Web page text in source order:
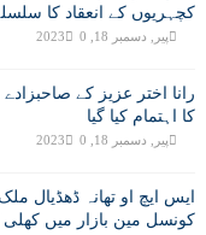
کچہریوں کے انعقاد کا
پیر, دسمبر 18, 2023 0
رانا اختر عزیز کے صاحبزادے
کا اہتمام کیا گیا
پیر, دسمبر 18, 2023 0
ایس ایچ او تھانہ ڈھڈیال
کونسل مین بازار میں کھلی